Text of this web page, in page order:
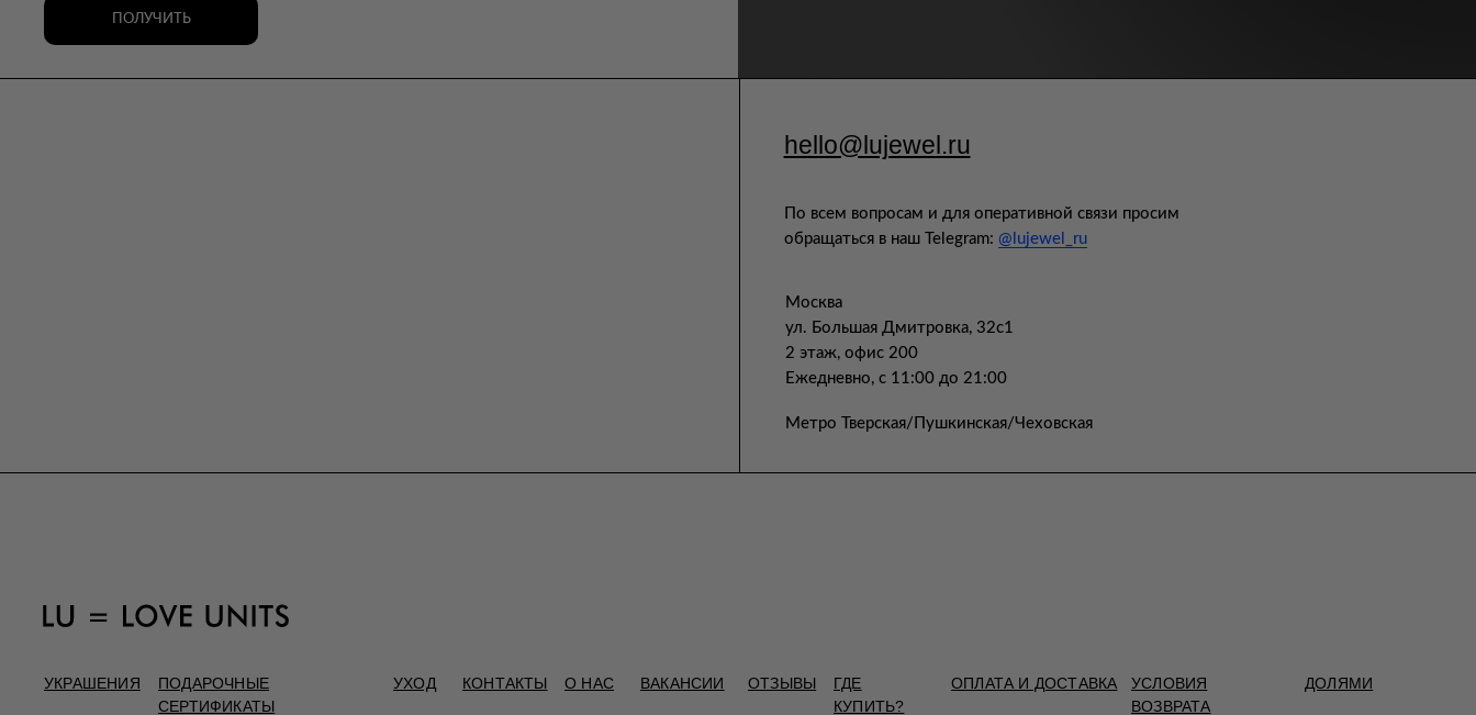
ПОЛУЧИТЬ
По всем вопросам и для оперативной связи просим
обращаться в наш Telegram: @lujewel_ru
Москва
ул. Большая Дмитровка, 32с1
2 этаж, офис 200
Ежедневно, с 11:00 до 21:00
hello@lujewel.ru
Метро Тверская/Пушкинская/Чеховская
УКРАШЕНИЯ
ПОДАРОЧНЫЕ
СЕРТИФИКАТЫ
КОНТАКТЫ О НАС ОПЛАТА И ДОСТАВКА
УСЛОВИЯ
ВОЗВРАТА
УХОД ОТЗЫВЫ
ГДЕ
КУПИТЬ?
ВАКАНСИИ ДОЛЯМИ